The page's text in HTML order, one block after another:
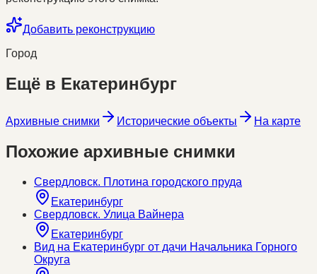
Добавить реконструкцию
Город
Ещё в Екатеринбург
Архивные снимки Исторические объекты На карте
Похожие архивные снимки
Свердловск. Плотина городского пруда
Екатеринбург
Свердловск. Улица Вайнера
Екатеринбург
Вид на Екатеринбург от дачи Начальника Горного
Округа